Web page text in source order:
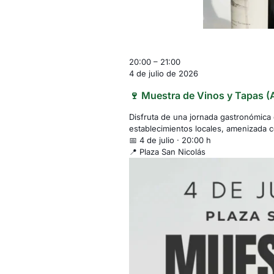
Muestra
de
y
(Almonacid
de
la
Sierra)
20:00 – 21:00
4 de julio de 2026
🍷 Muestra de Vinos y Tapas
Disfruta de una jornada
establecimientos locales, amenizada
📅 4 de julio · 20:00 h
📍 Plaza San Nicolás